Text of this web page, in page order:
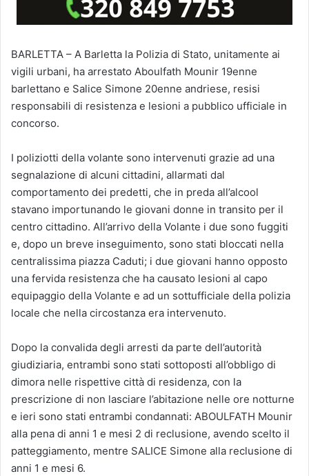
BARLETTA – A Barletta la Polizia di Stato, unitamente ai
vigili urbani, ha arrestato Aboulfath Mounir 19enne
barlettano e Salice Simone 20enne andriese, resisi
responsabili di resistenza e lesioni a pubblico ufficiale in
concorso.
I poliziotti della volante sono intervenuti grazie ad una
segnalazione di alcuni cittadini, allarmati dal
comportamento dei predetti, che in preda all’alcool
stavano importunando le giovani donne in transito per il
centro cittadino. All’arrivo della Volante i due sono fuggiti
e, dopo un breve inseguimento, sono stati bloccati nella
centralissima piazza Caduti; i due giovani hanno opposto
una fervida resistenza che ha causato lesioni al capo
equipaggio della Volante e ad un sottufficiale della polizia
locale che nella circostanza era intervenuto.
Dopo la convalida degli arresti da parte dell’autorità
giudiziaria, entrambi sono stati sottoposti all’obbligo di
dimora nelle rispettive città di residenza, con la
prescrizione di non lasciare l’abitazione nelle ore notturne
e ieri sono stati entrambi condannati: ABOULFATH Mounir
alla pena di anni 1 e mesi 2 di reclusione, avendo scelto il
patteggiamento, mentre SALICE Simone alla reclusione di
anni 1 e mesi 6.